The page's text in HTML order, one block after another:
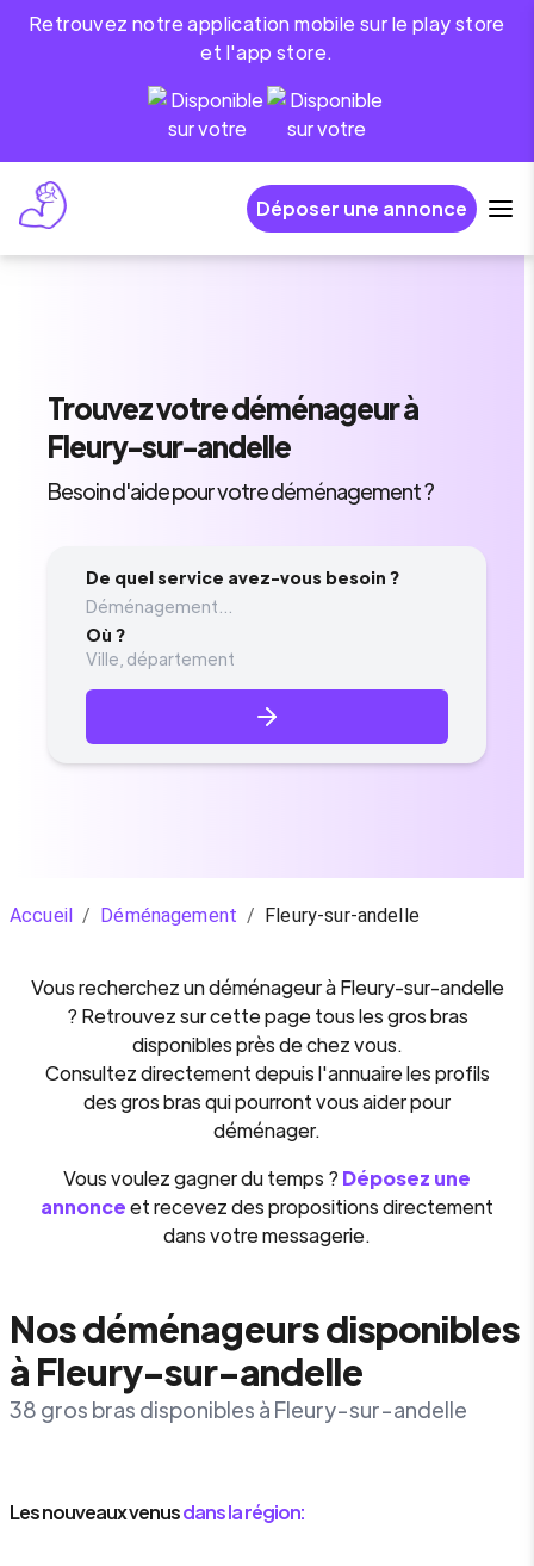
Retrouvez notre application mobile sur le play store
et l'app store.
Déposer une annonce
Trouvezvotre déménageurà
Fleury-sur-andelle
Besoin d'aide pour votre déménagement ?
De quel service avez-vous besoin ?
Déménagement...
Où ?
Accueil / Déménagement / Fleury-sur-andelle
Vous recherchez undéménageurà Fleury-sur-andelle
? Retrouvez sur cette page tous les gros bras
disponibles près de chez vous.
Consultez directement depuis l'annuaire les profils
des gros bras qui pourront vous aider pour
déménager.
Vous voulez gagner du temps ? Déposez une
annonceet recevez des propositions directement
dans votre messagerie.
Nos déménageurs disponibles
à Fleury-sur-andelle
38 gros bras disponibles à Fleury-sur-andelle
Les nouveaux venusdans la région: